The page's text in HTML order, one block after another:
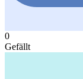
0
Gefällt